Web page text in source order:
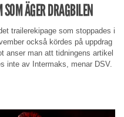
ÄGER DRAGBILEN
trailerekipage som stoppades i
också kördes på uppdrag
anser man att tidningens artikel
inte av Intermaks, menar DSV.